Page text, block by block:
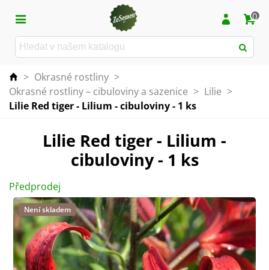
0
> Okrasné rostliny >
Okrasné rostliny – cibuloviny a sazenice > Lilie >
Lilie Red tiger - Lilium - cibuloviny - 1 ks
Lilie Red tiger - Lilium -
cibuloviny - 1 ks
Předprodej
Není skladem